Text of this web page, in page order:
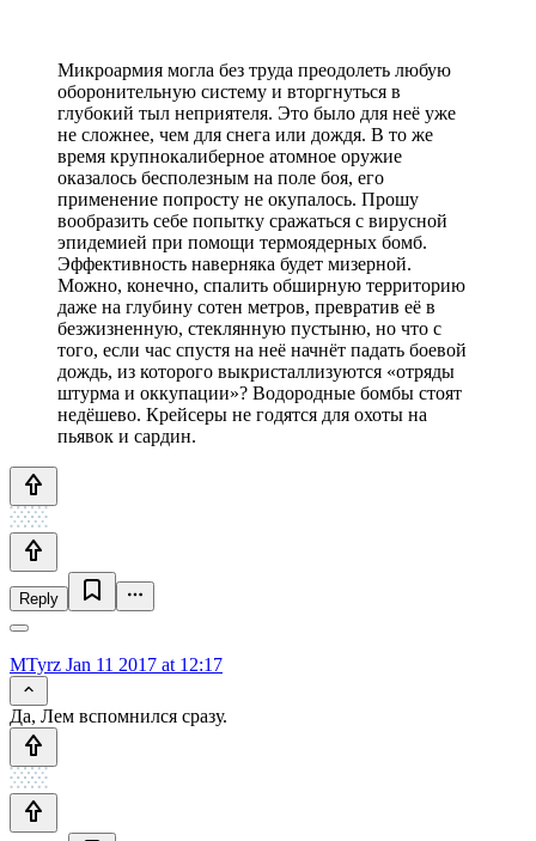
Микроармия могла без труда преодолеть любую
оборонительную систему и вторгнуться в
глубокий тыл неприятеля. Это было для неё уже
не сложнее, чем для снега или дождя. В то же
время крупнокалиберное атомное оружие
оказалось бесполезным на поле боя, его
применение попросту не окупалось. Прошу
вообразить себе попытку сражаться с вирусной
эпидемией при помощи термоядерных бомб.
Эффективность наверняка будет мизерной.
Можно, конечно, спалить обширную территорию
даже на глубину сотен метров, превратив её в
безжизненную, стеклянную пустыню, но что с
того, если час спустя на неё начнёт падать боевой
дождь, из которого выкристаллизуются «отряды
штурма и оккупации»? Водородные бомбы стоят
недёшево. Крейсеры не годятся для охоты на
пьявок и сардин.
Reply
MTyrz Jan 11 2017 at 12:17
Да, Лем вспомнился сразу.